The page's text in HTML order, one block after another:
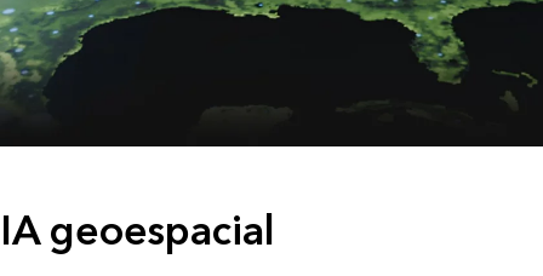
IA geoespacial